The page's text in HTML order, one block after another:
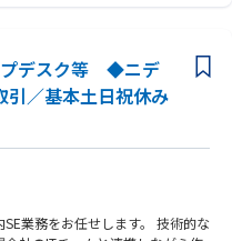
時にはプロダクトグループと協業
をフィールドへ展開する。さら
や変更に対するフィードバック
用し、エスカレーションの解決
of Specialists（CoS）の
ルのアカウントチーム向け知識
の技術コミュニティと積極的に
プデスク等 ◆ニデ
引／基本土日祝休み
業務をお任せします。 技術的な